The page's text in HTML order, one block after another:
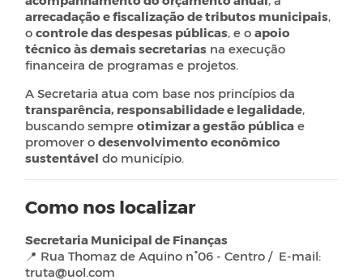
arrecadação e fiscalização de tributos municipais,
o controle das despesas públicas, e o apoio
técnico às demais secretarias na execução
financeira de programas e projetos.
A Secretaria atua com base nos princípios da
transparência, responsabilidade e legalidade,
buscando sempre otimizar a gestão pública e
promover o desenvolvimento econômico
sustentável do município.
Como nos localizar
Secretaria Municipal de Finanças
📍 Rua Thomaz de Aquino n°06 - Centro / E-mail:
truta@uol.com